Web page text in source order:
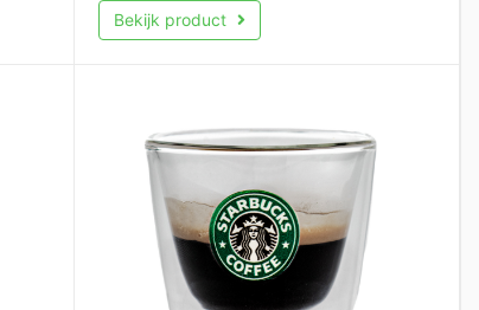
Bekijk product